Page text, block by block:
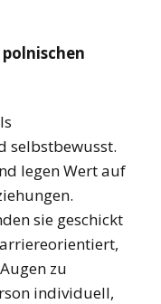
selbstbewusst.
legen Wert auf
sie geschickt
zu
individuell,